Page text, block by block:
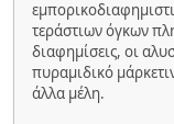
τεράστιων όγκων
διαφημίσεις, οι
πυραμιδικό
άλλα μέλη.